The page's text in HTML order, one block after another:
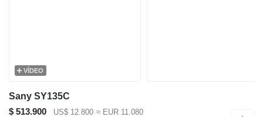
VÍDEO
Sany SY135C
$ 513.900
US$ 12.800 ≈ EUR 11.080